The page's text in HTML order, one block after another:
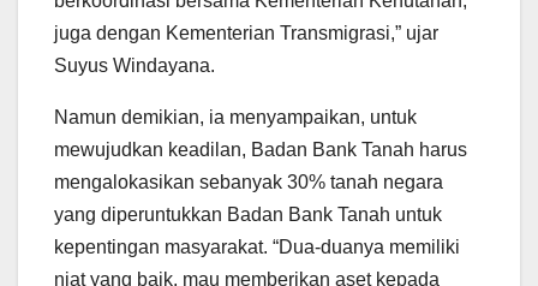
juga dengan Kementerian Transmigrasi,” ujar
Suyus Windayana.
Namun demikian, ia menyampaikan, untuk
mewujudkan keadilan, Badan Bank Tanah harus
mengalokasikan sebanyak 30% tanah negara
yang diperuntukkan Badan Bank Tanah untuk
kepentingan masyarakat. “Dua-duanya memiliki
niat yang baik, mau memberikan aset kepada